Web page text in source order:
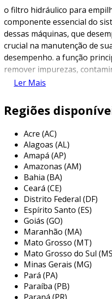
o filtro hidráulico para
componente essencial do
dessas máquinas, que
crucial na manutenção de
desempenho. a função
remover impurezas,
suspensas do fluido
presença de sujeira e
causar danos aos
resultando em falhas e
manutenção.
além de proteger as peças
hidráulico ajuda a prolongar
fluidos hidráulicos, mantendo
propriedades e eficiência.
para o funcionamento
empilhadeira, que depende
hidráulico livre de
movimentos ágeis e precisos.
principais aplicações
hidráulico em
os filtros hidráulicos são
Ler Mais
Regiões
Acre (AC)
Alagoas (AL)
Amapá (AP)
Amazonas (AM)
Bahia (BA)
Ceará (CE)
Distrito Federal (DF)
Espírito Santo (ES)
Goiás (GO)
Maranhão (MA)
Mato Grosso (MT)
Mato Grosso do Sul
Minas Gerais (MG)
Pará (PA)
Paraíba (PB)
Paraná (PR)